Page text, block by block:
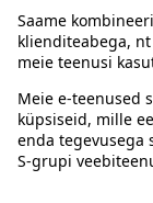
Juhised
Tingimused